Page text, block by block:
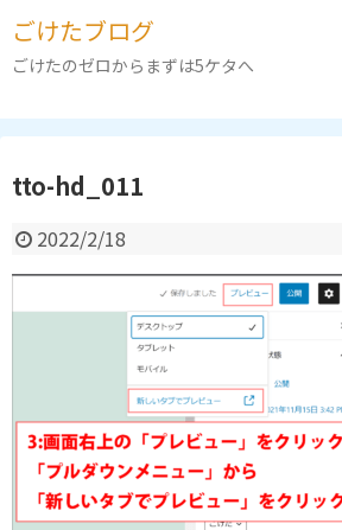
ごけたブログ
ごけたのゼロからまずは5ケタへ
tto-hd_011
2022/2/18